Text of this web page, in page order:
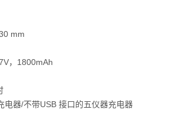
mm
，1800mAh
电器/不带USB 接口的五仪器充电器